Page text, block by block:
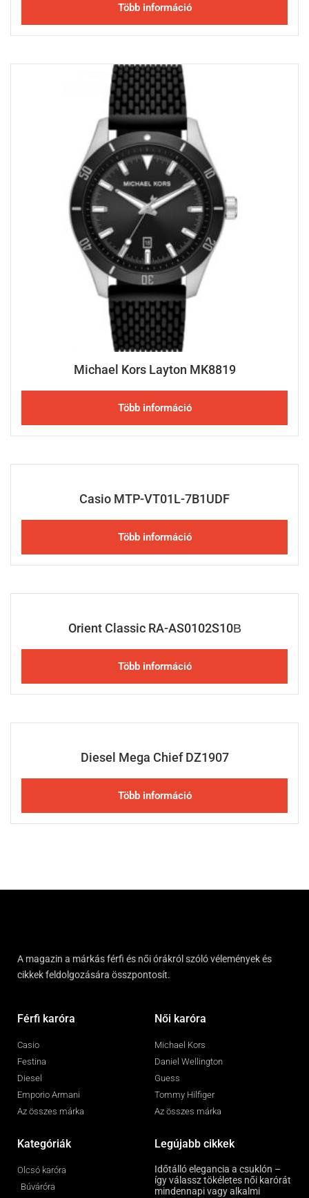
Több információ
Michael Kors Layton MK8819
Több információ
Casio MTP-VT01L-7B1UDF
Több információ
Orient Classic RA-AS0102S10В
Több információ
Diesel Mega Chief DZ1907
Több információ
A magazin a márkás férfi és női órákról szóló vélemények és
cikkek feldolgozására összpontosít.
Férfi karóra
Casio
Festina
Diesel
Emporio Armani
Az összes márka
Női karóra
Michael Kors
Daniel Wellington
Guess
Tommy Hilfiger
Az összes márka
Kategóriák
Olcsó karóra
Búváróra
Legújabb cikkek
Időtálló elegancia a csuklón –
így válassz tökéletes női karórát
mindennapi vagy alkalmi